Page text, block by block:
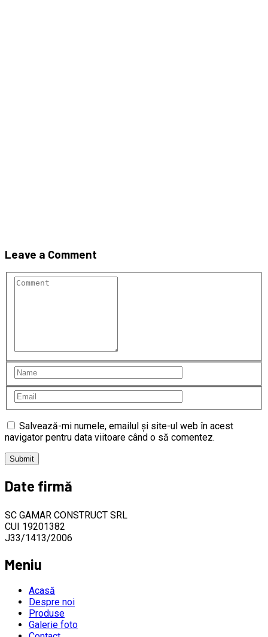
Leave a Comment
Salvează-mi numele, emailul și site-ul web în acest
navigator pentru data viitoare când o să comentez.
Date firmă
SC GAMAR CONSTRUCT SRL
CUI 19201382
J33/1413/2006
Meniu
Acasă
Despre noi
Produse
Galerie foto